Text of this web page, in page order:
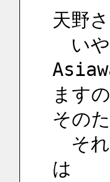
天野
いや
ます
その
それ
は